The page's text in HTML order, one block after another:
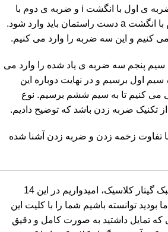
باید سه ضربه وارد شود. ضربه ی اول با انگشت i و ضربه ی دوم با
انگشت m و ضربه ی سوم با انگشت a دست راستمان باید وارد شود.
و این سه ضربه را وارد می کنیم.
پنجم سه ضربه ی یاد شده را وارد می
سیم اول برسیم و در نهایت دوباره این
طی می کنیم تا به سیم ششم برسیم. نوع
از تکنیک ضربه زدن باشد که توضیح دادیم.
تفاوت زخمه زدن و ضربه زدن آشنا شده
🔸عزیزان علاقه مند به سبک گیتار کلاسیک، امیدواریم در این 14
توانسته باشیم شما را با کلیت این
تمایل داشتید به صورت کامل و دقیق